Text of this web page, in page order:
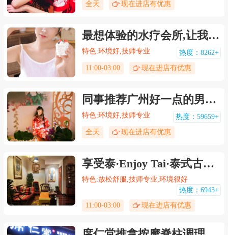
全天
现在进店有优惠
最想体验的水疗会所,让我不能自拔!
特色:环境好,技师专业
热度：8262+
11:00-03:00
现在进店有优惠
同事推荐广州好一点的男子商务会所，愿你三冬暖，愿你有两人
特色:环境好,技师专业
热度：59659+
全天
现在进店有优惠
享受泰·Enjoy Tai·泰式古法按摩
特色:放松舒服,技师专业,环境很好
热度：6943+
11:00-03:00
现在进店有优惠